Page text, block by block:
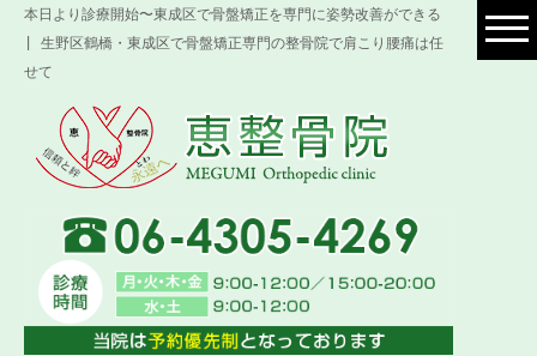
本日より診療開始〜東成区で骨盤矯正を専門に姿勢改善ができる
| 生野区鶴橋・東成区で骨盤矯正専門の整骨院で肩こり腰痛は任
せて